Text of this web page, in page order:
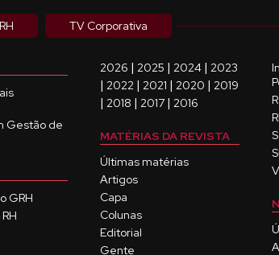
TV Corporativa
Gestão de
GRH
2026 | 2025 | 2024 | 2023
| 2022| 2021 | 2020 | 2019
| 2018 | 2017| 2016
MATÉRIAS DA REVISTA
Últimas matérias
Artigos
Capa
Colunas
Editorial
Gente